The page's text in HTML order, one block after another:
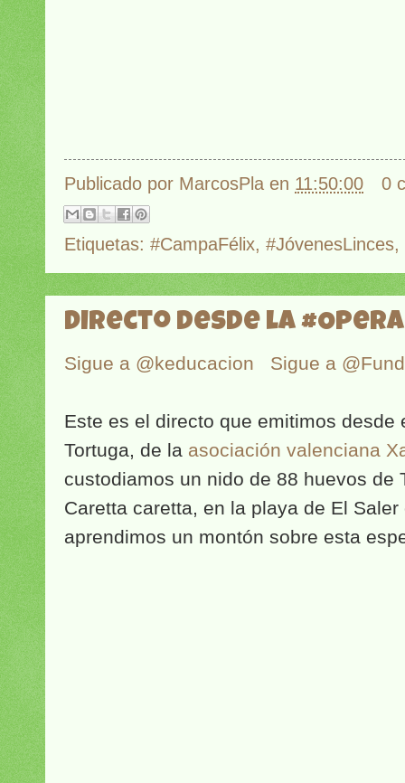
Publicado por MarcosPla en 11:50:00 0
Etiquetas: #CampaFélix, #JóvenesLinces,
Directo desde la
Sigue a @keducacion Sigue a
Este es el directo que emitimos desde
Tortuga, de la asociación valenciana
custodiamos un nido de 88 huevos de
Caretta caretta, en la playa de El Saler
aprendimos un montón sobre esta